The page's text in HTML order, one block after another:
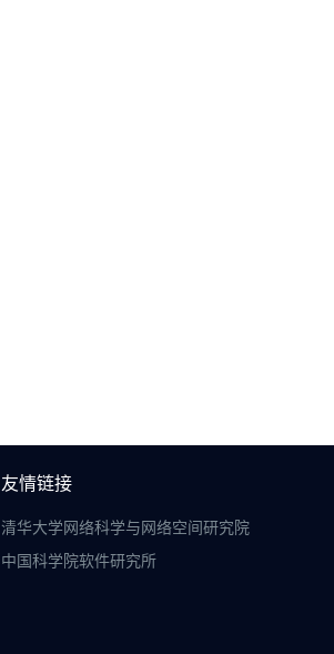
友情链接
清华大学网络科学与网络空间研究院
中国科学院软件研究所